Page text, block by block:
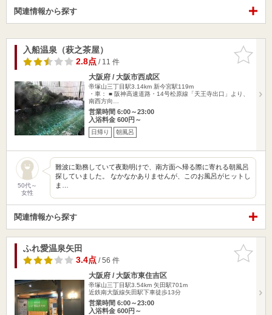
関連情報から探す
お気に入
りに追加
入船温泉（萩之茶屋）
2.8点/ 11 件
大阪府 / 大阪市西成区
帝塚山三丁目駅3.14km 新今宮駅119m
・車： ■ 阪神高速道路・14号松原線「天王寺出口」より、
南西方向…
営業時間 6:00～23:00
入浴料金 600円～
日帰り 朝風呂
50代～
女性
難波に勤務していて夜勤明けで、南方面へ帰る際に寄れる朝風呂
探していました。 なかなかありませんが、このお風呂がヒットし
ま…
関連情報から探す
お気に入
りに追加
ふれ愛温泉矢田
3.4点/ 56 件
大阪府 / 大阪市東住吉区
帝塚山三丁目駅3.54km 矢田駅701m
近鉄南大阪線矢田駅下車徒歩13分
営業時間 6:00～23:00
入浴料金 600円～